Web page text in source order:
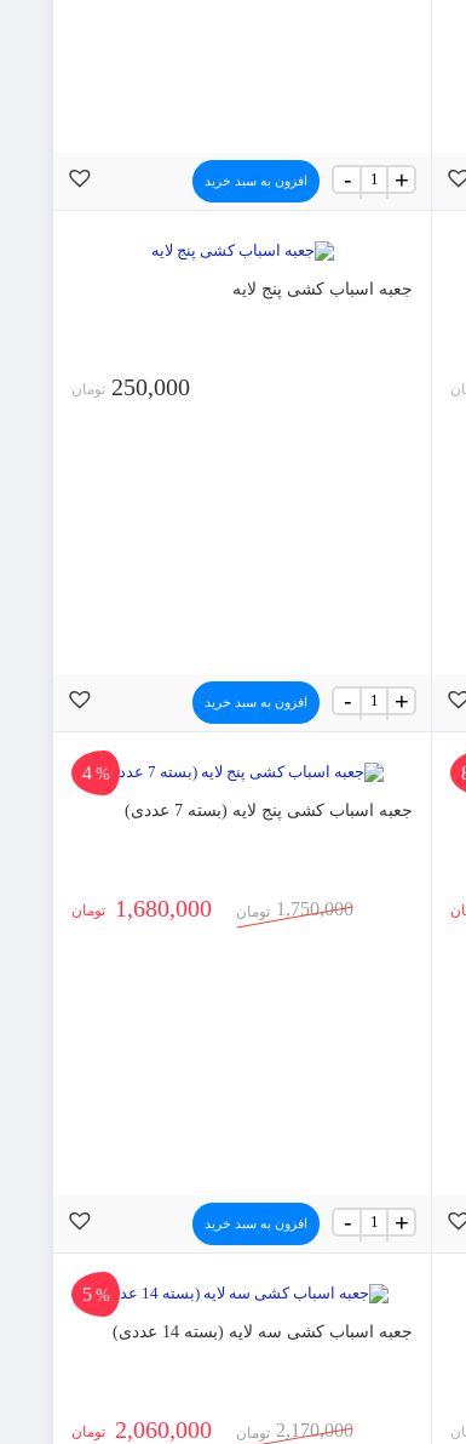
بقچه
لباس
سایز
+
- افزون به سبد خرید
جعبه اسباب کشی پنج لایه
جعبه
اسباب
کشی
+
- افزون به سبد خرید
250,000 تومان
جعبه اسباب کشی پنج لایه (بسته 7 عددی)
جعبه
اسباب
کشی
7
+
- افزون به سبد خرید
4 %
1,680,000 تومان 1,750,000 تومان
جعبه اسباب کشی سه لایه (بسته 14 عددی)
5 %
2,060,000 تومان 2,170,000 تومان